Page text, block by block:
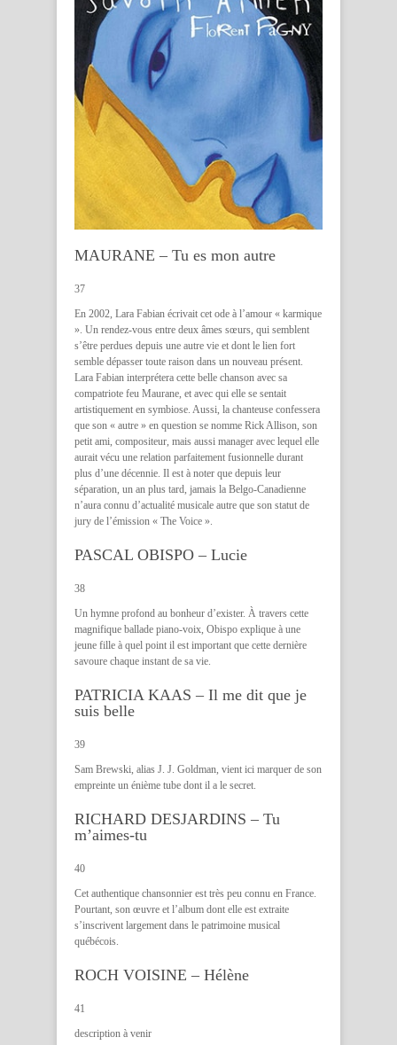
MAURANE – Tu es mon autre
37
En 2002, Lara Fabian écrivait cet ode à l’amour « karmique
». Un rendez-vous entre deux âmes sœurs, qui semblent
s’être perdues depuis une autre vie et dont le lien fort
semble dépasser toute raison dans un nouveau présent.
Lara Fabian interprétera cette belle chanson avec sa
compatriote feu Maurane, et avec qui elle se sentait
artistiquement en symbiose. Aussi, la chanteuse confessera
que son « autre » en question se nomme Rick Allison, son
petit ami, compositeur, mais aussi manager avec lequel elle
aurait vécu une relation parfaitement fusionnelle durant
plus d’une décennie. Il est à noter que depuis leur
séparation, un an plus tard, jamais la Belgo-Canadienne
n’aura connu d’actualité musicale autre que son statut de
jury de l’émission « The Voice ».
PASCAL OBISPO – Lucie
38
Un hymne profond au bonheur d’exister. À travers cette
magnifique ballade piano-voix, Obispo explique à une
jeune fille à quel point il est important que cette dernière
savoure chaque instant de sa vie.
PATRICIA KAAS – Il me dit que je
suis belle
39
Sam Brewski, alias J. J. Goldman, vient ici marquer de son
empreinte un énième tube dont il a le secret.
RICHARD DESJARDINS – Tu
m’aimes-tu
40
Cet authentique chansonnier est très peu connu en France.
Pourtant, son œuvre et l’album dont elle est extraite
s’inscrivent largement dans le patrimoine musical
québécois.
ROCH VOISINE – Hélène
41
description à venir